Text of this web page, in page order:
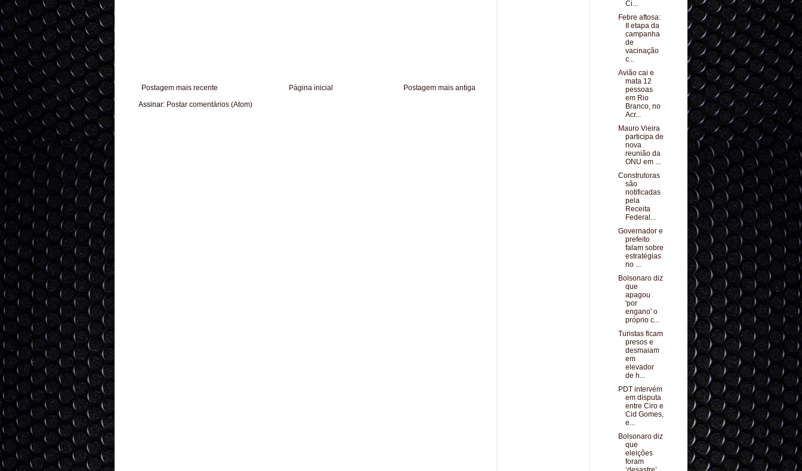
Postagem mais recente Postagem mais antiga
Página inicial
Assinar: Postar comentários (Atom)
Ci...
Febre aftosa:
II etapa da
campanha
de
vacinação
c...
Avião cai e
mata 12
pessoas
em Rio
Branco, no
Acr...
Mauro Vieira
participa de
nova
reunião da
ONU em ...
Construtoras
são
notificadas
pela
Receita
Federal...
Governador e
prefeito
falam sobre
estratégias
no ...
Bolsonaro diz
que
apagou
'por
engano' o
próprio c...
Turistas ficam
presos e
desmaiam
em
elevador
de h...
PDT intervém
em disputa
entre Ciro e
Cid Gomes,
e...
Bolsonaro diz
que
eleições
foram